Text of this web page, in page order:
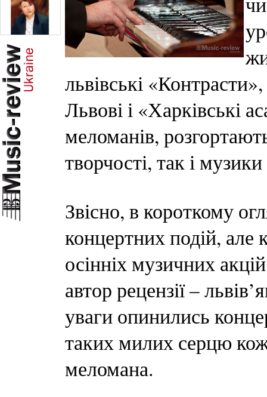
львівські
Львові і «Харківські
меломанів,
творчості, так і
Звісно, в короткому
концертних подій, але
осінніх музичних
автор рецензії –
уваги опинились
таких милих серцю
меломана.